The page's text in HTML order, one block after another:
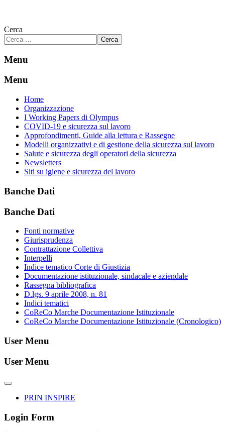
Cerca
Cerca
Menu
Menu
Home
Organizzazione
I Working Papers di Olympus
COVID-19 e sicurezza sul lavoro
Approfondimenti, Guide alla lettura e Rassegne
Modelli organizzativi e di gestione della sicurezza sul lavoro
Salute e sicurezza degli operatori della sicurezza
Newsletters
Siti su igiene e sicurezza del lavoro
Banche Dati
Banche Dati
Fonti normative
Giurisprudenza
Contrattazione Collettiva
Interpelli
Indice tematico Corte di Giustizia
Documentazione istituzionale, sindacale e aziendale
Rassegna bibliografica
D.lgs. 9 aprile 2008, n. 81
Indici tematici
CoReCo Marche Documentazione Istituzionale
CoReCo Marche Documentazione Istituzionale (Cronologico)
User Menu
User Menu
PRIN INSPIRE
Login Form